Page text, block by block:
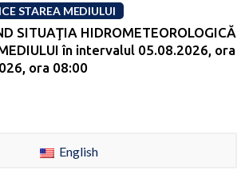
STAREA MEDIULUI
SITUAŢIA HIDROMETEOROLOGICĂ
în intervalul 05.08.2026, ora
ora 08:00
English